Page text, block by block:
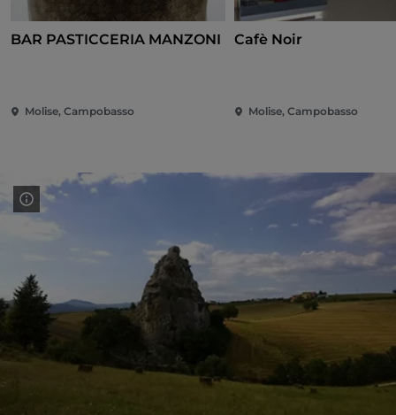
BAR PASTICCERIA MANZONI
Molise, Campobasso
Cafè Noir
Molise, Campobasso